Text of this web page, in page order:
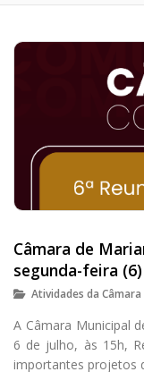
Câmara de
segunda-feira (6)
Atividades da Câmara
A Câmara Municipal
6 de julho, às 15h,
importantes projetos